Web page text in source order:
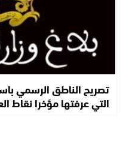
تصريح الناطق الرسمي
التي عرفتها مؤخرا نقاط